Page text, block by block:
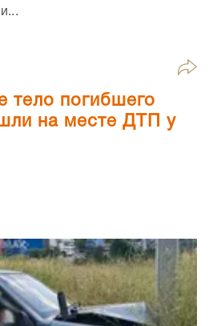
тело погибшего
на месте ДТП у